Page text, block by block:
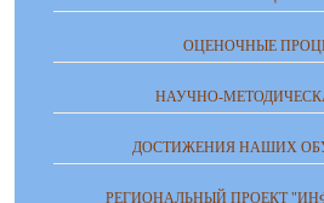
ОЦЕНОЧНЫЕ
НАУЧНО-
ДОСТИЖЕНИЯ НАШИХ
РЕГИОНАЛЬНЫЙ ПРОЕКТ